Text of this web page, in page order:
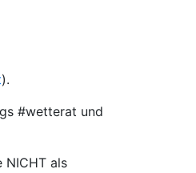
).
#wetterat und
NICHT als